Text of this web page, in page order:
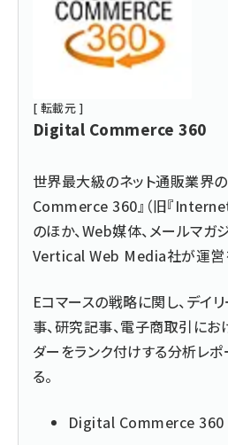
[ 転載元 ]
Digital Commerce 360
世界最大級のネット通販業界
Commerce 360』（旧『
のほか、Web媒体、メールマガ
Vertical Web Media社が運営
Eコマースの戦略に関し、デイ
事、研究記事、電子商取引にお
ダーをランク付けする分析レ
る。
Digital Commerce 360